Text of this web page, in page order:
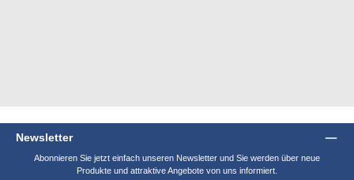
Newsletter
Abonnieren Sie jetzt einfach unseren Newsletter und Sie werden über neue
Produkte und attraktive Angebote von uns informiert.